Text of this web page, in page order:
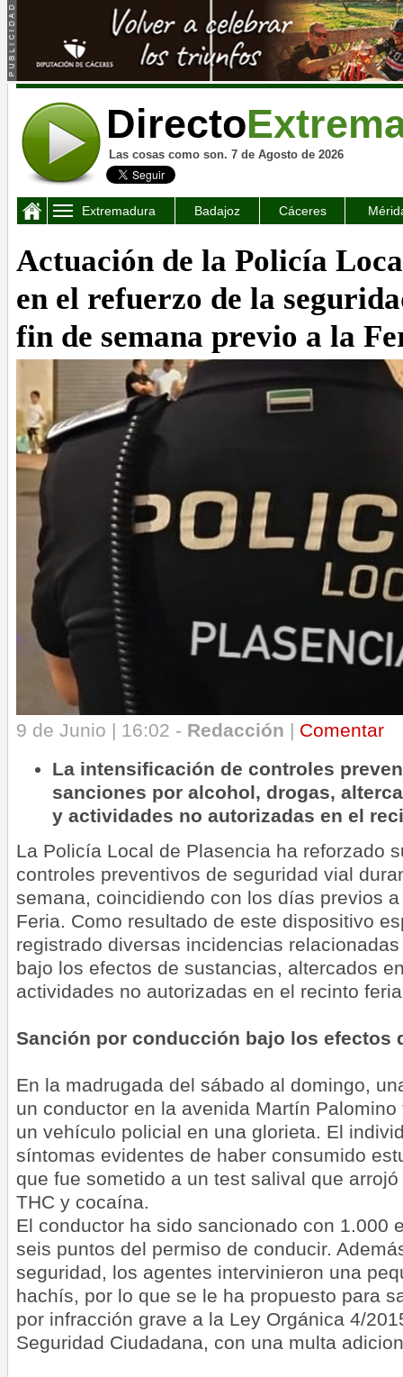
Directo
Las cosas como son. 7 de Agosto de 2026
Extremadura Badajoz Cáceres
Actuación de la Policía
en el refuerzo de la
fin de semana previo a la
9 de Junio | 16:02 - Redacción | Comentar
La intensificación de controles
sanciones por alcohol, drogas,
y actividades no autorizadas en el
La Policía Local de Plasencia ha reforzado
controles preventivos de seguridad vial
semana, coincidiendo con los días previos
Feria. Como resultado de este dispositivo
registrado diversas incidencias
bajo los efectos de sustancias, altercados
actividades no autorizadas en el recinto
Sanción por conducción bajo los efectos
En la madrugada del sábado al domingo,
un conductor en la avenida Martín
un vehículo policial en una glorieta. El
síntomas evidentes de haber consumido
que fue sometido a un test salival que
THC y cocaína.
El conductor ha sido sancionado con 1.000
seis puntos del permiso de conducir.
seguridad, los agentes intervinieron una
hachís, por lo que se le ha propuesto para
por infracción grave a la Ley Orgánica 4/
Seguridad Ciudadana, con una multa